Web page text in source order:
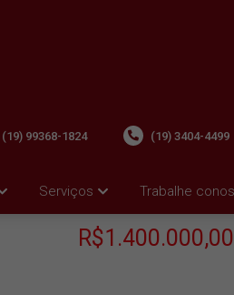
Serviços Trabalhe
(19) 99368-1824 (19) 3404-4499
R$1.400.000,00